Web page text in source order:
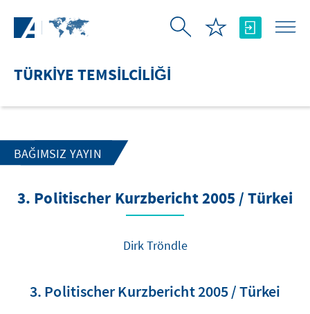
TÜRKIYE TEMSILCILIĞI
BAĞIMSIZ YAYIN
3. Politischer Kurzbericht 2005 / Türkei
Dirk Tröndle
3. Politischer Kurzbericht 2005 / Türkei